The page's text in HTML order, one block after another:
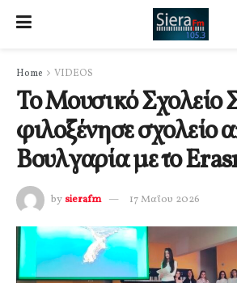
Home VIDEOS
Το Μουσικό Σχολείο
φιλοξένησε σχολείο
Βουλγαρία με το
by sierafm 17 Μαΐου 2026